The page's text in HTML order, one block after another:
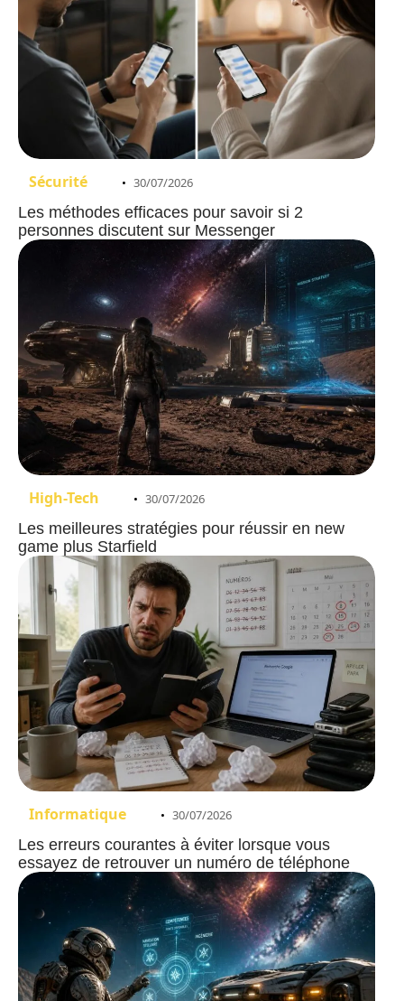
Sécurité 30/07/2026
Les méthodes efficaces pour savoir si 2
personnes discutent sur Messenger
High-Tech 30/07/2026
Les meilleures stratégies pour réussir en new
game plus Starfield
Informatique 30/07/2026
Les erreurs courantes à éviter lorsque vous
essayez de retrouver un numéro de téléphone